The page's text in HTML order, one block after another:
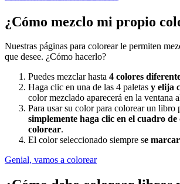
¿Cómo mezclo mi propio
Nuestras páginas para colorear le permiten
que desee. ¿Cómo hacerlo?
Puedes mezclar hasta 4 colores
Haga clic en una de las 4 paletas y elija
color mezclado aparecerá en la ventana
Para usar su color para colorear un libro
simplemente haga clic en el cuadro
colorear.
El color seleccionado siempre se
Genial, vamos a colorear